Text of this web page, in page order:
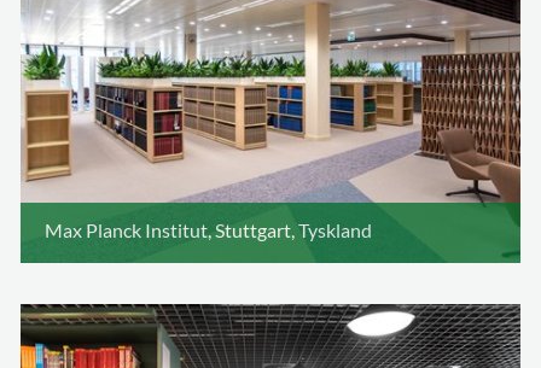
Max Planck Institut, Stuttgart, Tyskland